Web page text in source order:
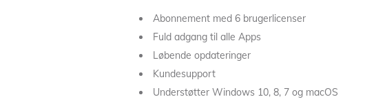
Abonnement med 6 brugerlicenser
Fuld adgang til alle Apps
Løbende opdateringer
Kundesupport
Understøtter Windows 10, 8, 7 og macOS